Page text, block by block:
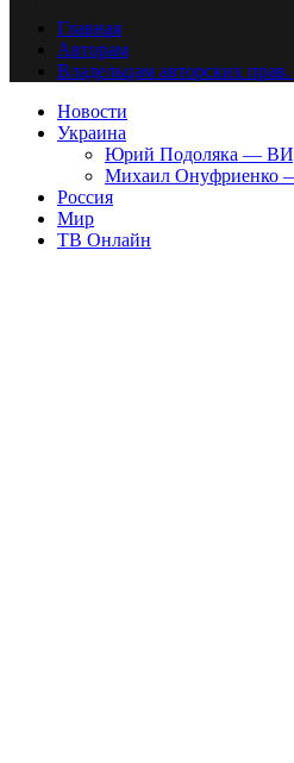
Главная
Авторам
Владельцам авторских
Новости
Украина
Юрий Подоляка —
Михаил Онуфриенко
Россия
Мир
ТВ Онлайн